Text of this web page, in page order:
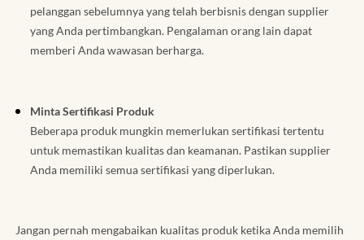
pelanggan sebelumnya yang telah berbisnis dengan supplier
yang Anda pertimbangkan. Pengalaman orang lain dapat
memberi Anda wawasan berharga.
Minta Sertifikasi Produk
Beberapa produk mungkin memerlukan sertifikasi tertentu
untuk memastikan kualitas dan keamanan. Pastikan supplier
Anda memiliki semua sertifikasi yang diperlukan.
Jangan pernah mengabaikan kualitas produk ketika Anda memilih